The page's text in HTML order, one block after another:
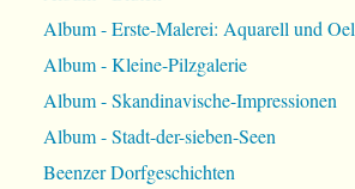
Album - Erste-Malerei: Aquarell und Oel
Album - Kleine-Pilzgalerie
Album - Skandinavische-Impressionen
Album - Stadt-der-sieben-Seen
Beenzer Dorfgeschichten